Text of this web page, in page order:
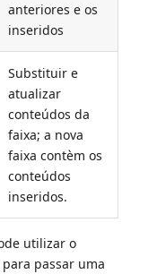
anteriores e os
inseridos
Substituir e
atualizar
conteúdos da
faixa; a nova
faixa contèm os
conteúdos
inseridos.
utilizar o
para passar uma